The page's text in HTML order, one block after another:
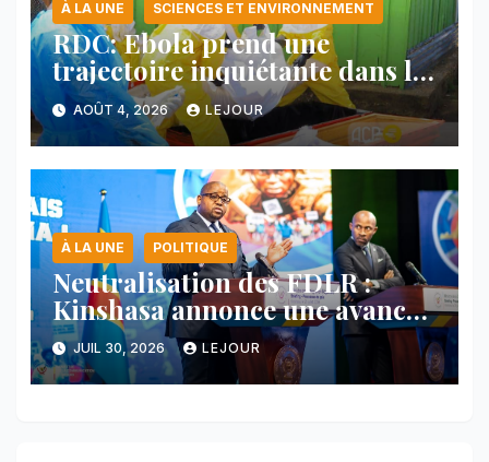
À LA UNE SCIENCES ET ENVIRONNEMENT
RDC: Ebola prend une
trajectoire inquiétante dans le
nord-est du pays
AOÛT 4, 2026 LEJOUR
À LA UNE POLITIQUE
Neutralisation des FDLR :
Kinshasa annonce une avancée
majeure et maintient sa ligne
face au Rwanda
JUIL 30, 2026 LEJOUR